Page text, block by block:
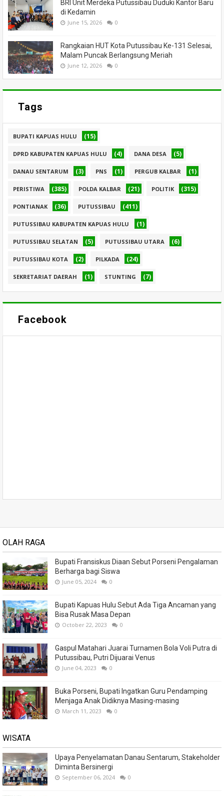
BRI Unit Merdeka Putussibau Duduki Kantor Baru
di Kedamin
June 15, 2026 0
Rangkaian HUT Kota Putussibau Ke-131 Selesai,
Malam Puncak Berlangsung Meriah
June 12, 2026 0
Tags
BUPATI KAPUAS HULU (15)
DPRD KABUPATEN KAPUAS HULU (4) DANA DESA (5)
DANAU SENTARUM (3) PNS (1) PERGUB KALBAR (1)
PERISTIWA (385) POLDA KALBAR (21) POLITIK (315)
PONTIANAK (36) PUTUSSIBAU (411)
PUTUSSIBAU KABUPATEN KAPUAS HULU (1)
PUTUSSIBAU SELATAN (5) PUTUSSIBAU UTARA (6)
PUTUSSIBAU KOTA (2) PILKADA (24)
SEKRETARIAT DAERAH (1) STUNTING (7)
Facebook
OLAH RAGA
Bupati Fransiskus Diaan Sebut Porseni Pengalaman
Berharga bagi Siswa
June 05, 2024 0
Bupati Kapuas Hulu Sebut Ada Tiga Ancaman yang
Bisa Rusak Masa Depan
October 22, 2023 0
Gaspul Matahari Juarai Turnamen Bola Voli Putra di
Putussibau, Putri Dijuarai Venus
June 04, 2023 0
Buka Porseni, Bupati Ingatkan Guru Pendamping
Menjaga Anak Didiknya Masing-masing
March 11, 2023 0
WISATA
Upaya Penyelamatan Danau Sentarum, Stakeholder
Diminta Bersinergi
September 06, 2024 0